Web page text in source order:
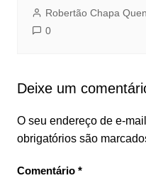
Robertão Chapa
0
Deixe um
O seu endereço de e-
obrigatórios são
Comentário *